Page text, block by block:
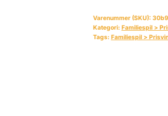
Varenummer (SKU):
Kategori: Familiespil >
Tags: Familiespil >